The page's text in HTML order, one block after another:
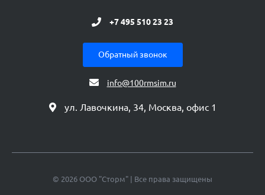
+7 495 510 23 23
Обратный звонок
info@100rmsim.ru
ул. Лавочкина, 34, Москва, офис 1
© 2026 ООО "Сторм" | Все права защищены